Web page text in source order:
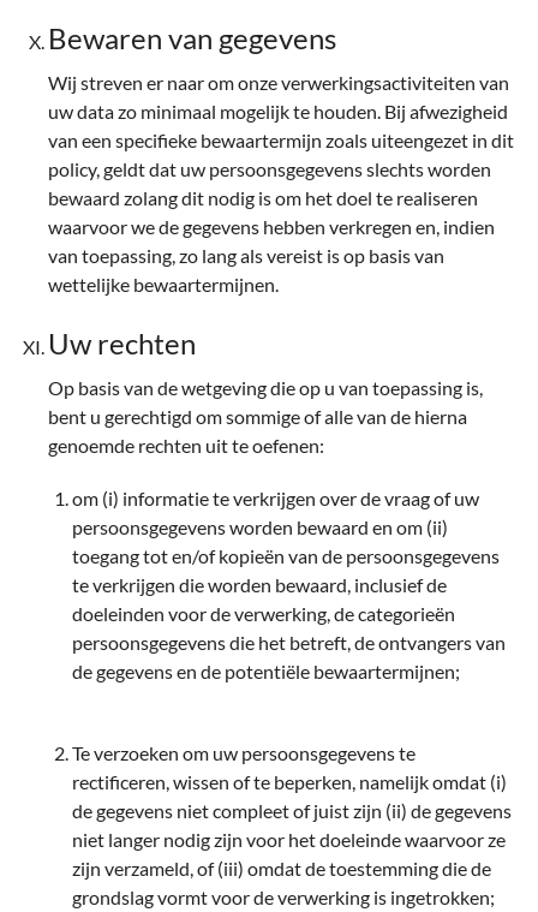
Bewaren van gegevens
Wij streven er naar om onze verwerkingsactiviteiten van
uw data zo minimaal mogelijk te houden. Bij afwezigheid
van een specifieke bewaartermijn zoals uiteengezet in dit
policy, geldt dat uw persoonsgegevens slechts worden
bewaard zolang dit nodig is om het doel te realiseren
waarvoor we de gegevens hebben verkregen en, indien
van toepassing, zo lang als vereist is op basis van
wettelijke bewaartermijnen.
Uw rechten
Op basis van de wetgeving die op u van toepassing is,
bent u gerechtigd om sommige of alle van de hierna
genoemde rechten uit te oefenen:
om (i) informatie te verkrijgen over de vraag of uw
persoonsgegevens worden bewaard en om (ii)
toegang tot en/of kopieën van de persoonsgegevens
te verkrijgen die worden bewaard, inclusief de
doeleinden voor de verwerking, de categorieën
persoonsgegevens die het betreft, de ontvangers van
de gegevens en de potentiële bewaartermijnen;
Te verzoeken om uw persoonsgegevens te
rectificeren, wissen of te beperken, namelijk omdat (i)
de gegevens niet compleet of juist zijn (ii) de gegevens
niet langer nodig zijn voor het doeleinde waarvoor ze
zijn verzameld, of (iii) omdat de toestemming die de
grondslag vormt voor de verwerking is ingetrokken;